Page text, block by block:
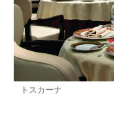
トスカーナ